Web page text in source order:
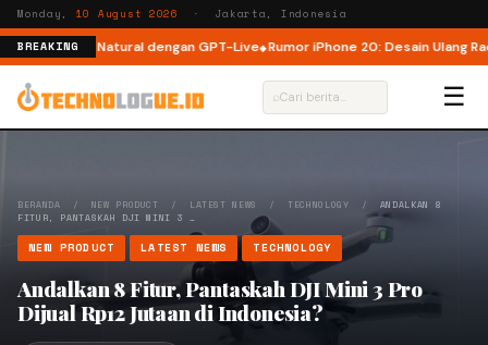
Monday, 10 August 2026 · Jakarta, Indonesia
BREAKING
yang Lebih Natural dengan GPT-Live Rumor iPhone 20: Desain Ulang
⌕ ☰
BERANDA / NEW PRODUCT / LATEST NEWS /TECHNOLOGY / ANDALKAN 8
FITUR, PANTASKAH DJI MINI 3 …
NEW PRODUCT LATEST NEWS TECHNOLOGY
Andalkan 8 Fitur, Pantaskah DJI Mini 3 Pro
Dijual Rp12 Jutaan di Indonesia?